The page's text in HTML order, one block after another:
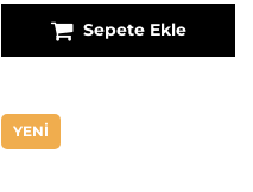
Sepete Ekle
YENİ